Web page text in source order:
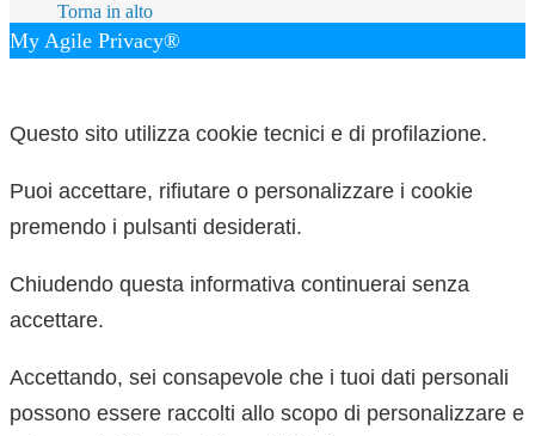
Torna in alto
My Agile Privacy®
Questo sito utilizza cookie tecnici e di profilazione.
Puoi accettare, rifiutare o personalizzare i cookie
premendo i pulsanti desiderati.
Chiudendo questa informativa continuerai senza
accettare.
Accettando, sei consapevole che i tuoi dati personali
possono essere raccolti allo scopo di personalizzare e